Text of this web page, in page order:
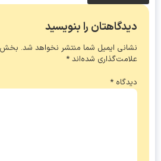
دیدگاهتان را بنویسید
نشانی ایمیل شما منتشر نخواهد شد. بخش‌های
علامت‌گذاری شده‌اند*
دیدگاه*